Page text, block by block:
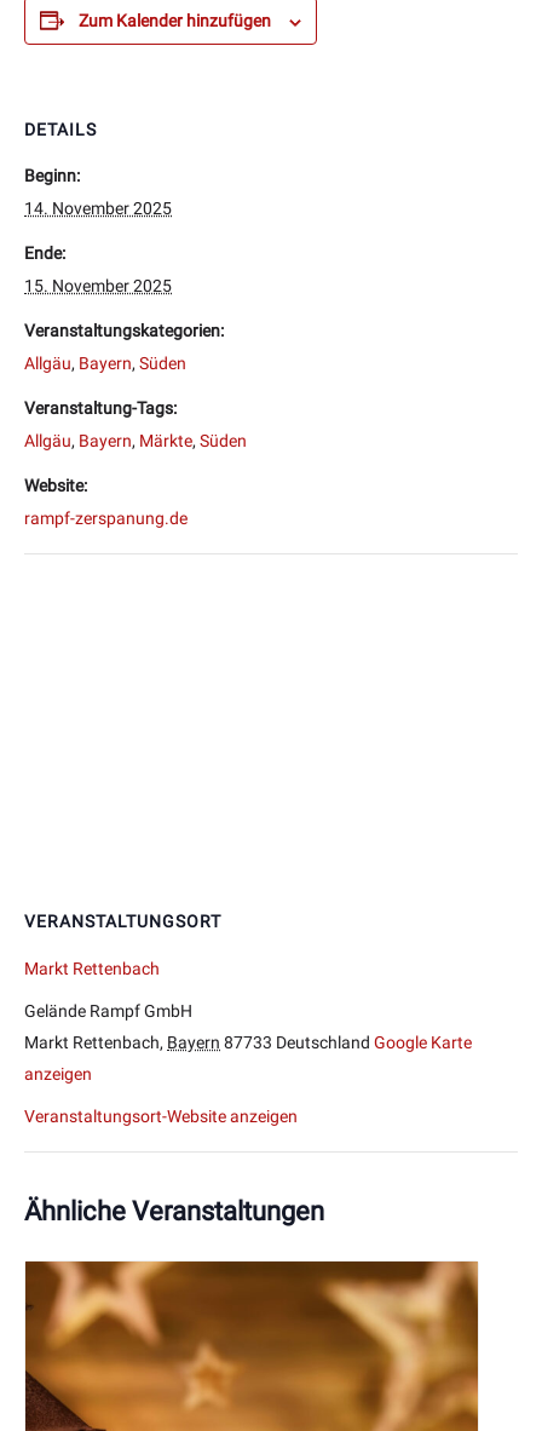
Zum Kalender hinzufügen
DETAILS
Beginn:
14. November 2025
Ende:
15. November 2025
Veranstaltungskategorien:
Allgäu, Bayern, Süden
Veranstaltung-Tags:
Allgäu, Bayern, Märkte, Süden
Website:
rampf-zerspanung.de
VERANSTALTUNGSORT
Markt Rettenbach
Gelände Rampf GmbH
Markt Rettenbach, Bayern 87733 Deutschland Google Karte
anzeigen
Veranstaltungsort-Website anzeigen
Ähnliche Veranstaltungen